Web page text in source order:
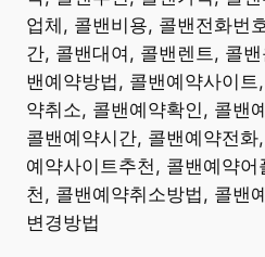
업체, 콜밴비용, 콜밴전화번
간, 콜밴대여, 콜밴렌트, 콜
밴예약방법, 콜밴예약사이
약취소, 콜밴예약확인, 콜밴
콜밴예약시간, 콜밴예약전
예약사이트추천, 콜밴예약
천, 콜밴예약취소방법, 콜밴
변경방법